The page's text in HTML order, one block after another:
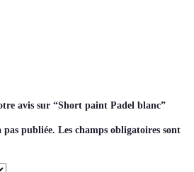
avis sur “Short paint Padel blanc”
pas publiée. Les champs obligatoires sont